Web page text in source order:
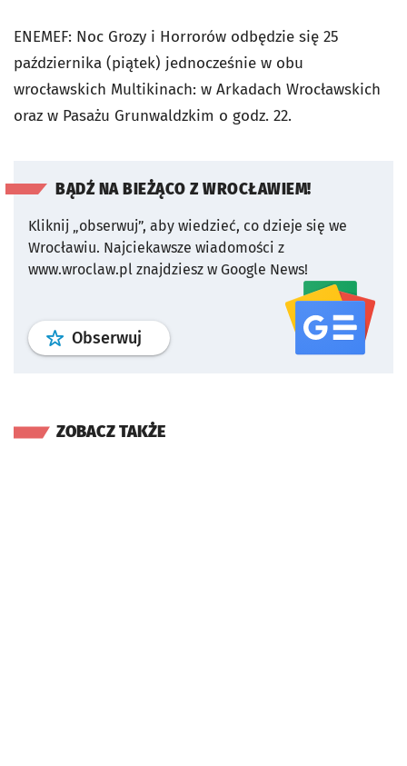
ENEMEF: Noc Grozy i Horrorów odbędzie się 25
października (piątek) jednocześnie w obu
wrocławskich Multikinach: w Arkadach Wrocławskich
oraz w Pasażu Grunwaldzkim o godz. 22.
BĄDŹ NA BIEŻĄCO Z WROCŁAWIEM!
Kliknij „obserwuj”, aby wiedzieć, co dzieje się we
Wrocławiu. Najciekawsze wiadomości z
www.wroclaw.pl znajdziesz w Google News!
Obserwuj profil serwisu
ZOBACZ TAKŻE